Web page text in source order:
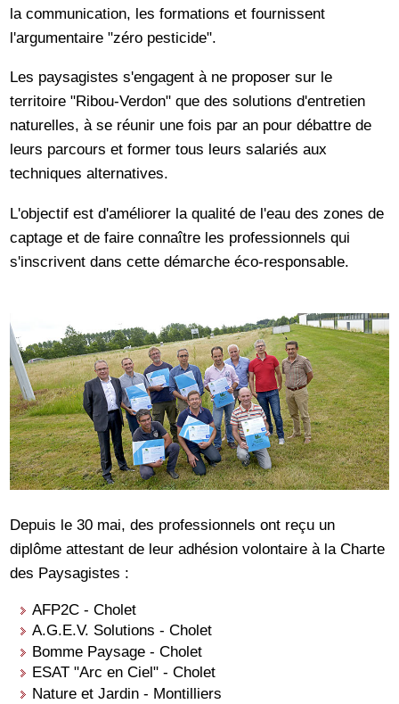
la communication, les formations et fournissent
l'argumentaire "zéro pesticide".
Les paysagistes s'engagent à ne proposer sur le
territoire "Ribou-Verdon" que des solutions d'entretien
naturelles, à se réunir une fois par an pour débattre de
leurs parcours et former tous leurs salariés aux
techniques alternatives.
L'objectif est d'améliorer la qualité de l'eau des zones de
captage et de faire connaître les professionnels qui
s'inscrivent dans cette démarche éco-responsable.
Depuis le 30 mai, des professionnels ont reçu un
diplôme attestant de leur adhésion volontaire à la Charte
des Paysagistes :
AFP2C - Cholet
A.G.E.V. Solutions - Cholet
Bomme Paysage - Cholet
ESAT "Arc en Ciel" - Cholet
Nature et Jardin - Montilliers